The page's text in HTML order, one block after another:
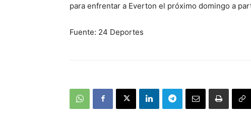
para enfrentar a Everton el próximo domingo a
Fuente: 24 Deportes